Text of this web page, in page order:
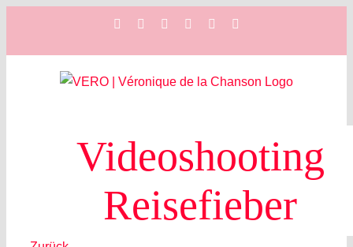
FacebookInstagramYouTube
SpotifySoundCloud
Videoshooting
Reisefieber